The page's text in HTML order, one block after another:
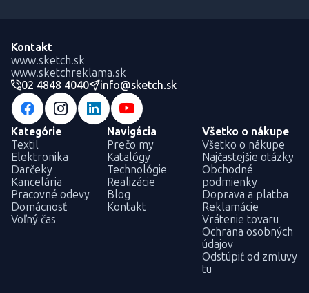
Kontakt
www.sketch.sk
www.sketchreklama.sk
02 4848 4040
info@sketch.sk
Kategórie
Textil
Elektronika
Darčeky
Kancelária
Pracovné odevy
Domácnosť
Voľný čas
Navigácia
Prečo my
Katalógy
Technológie
Realizácie
Blog
Kontakt
Všetko o nákupe
Všetko o nákupe
Najčastejšie otázky
Obchodné
podmienky
Doprava a platba
Reklamácie
Vrátenie tovaru
Ochrana osobných
údajov
Odstúpiť od zmluvy
tu